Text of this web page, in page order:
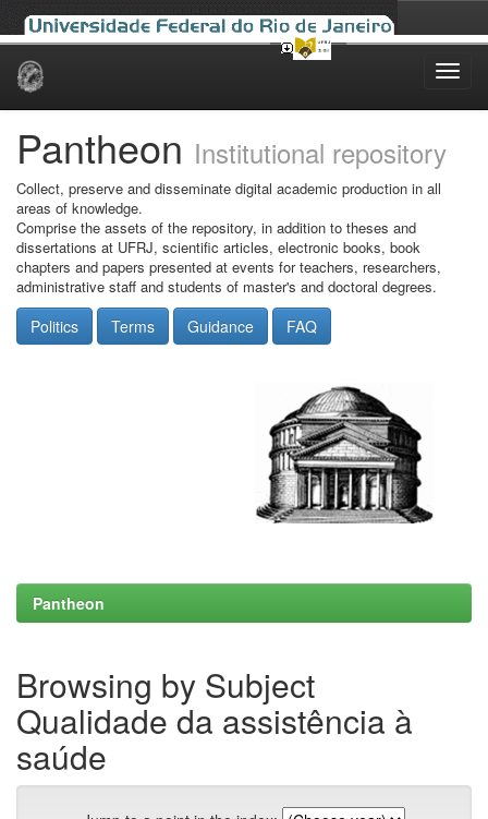
Skip
Pantheon Institutional repository
Collect, preserve and disseminate digital academic production in all
areas of knowledge.
Comprise the assets of the repository, in addition to theses and
dissertations at UFRJ, scientific articles, electronic books, book
chapters and papers presented at events for teachers, researchers,
administrative staff and students of master's and doctoral degrees.
Politics Terms Guidance FAQ
Pantheon
Browsing by Subject
Qualidade da assistência à
saúde